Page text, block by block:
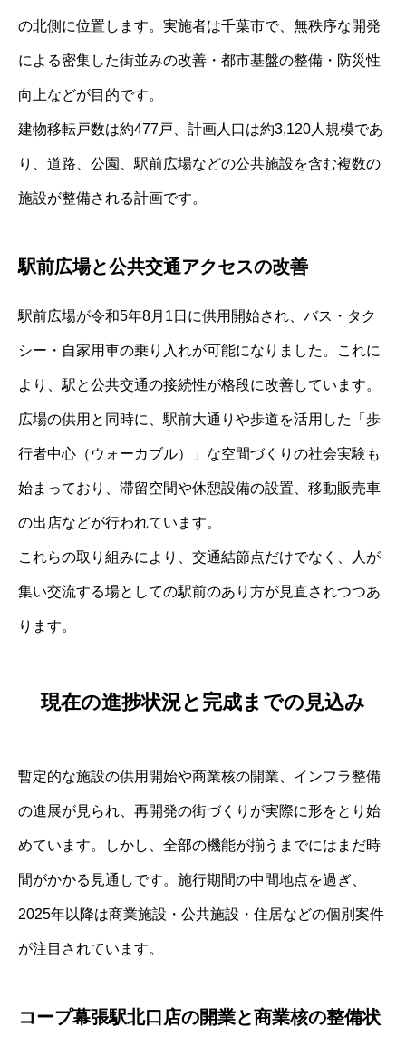
の北側に位置します。実施者は千葉市で、無秩序な開発
による密集した街並みの改善・都市基盤の整備・防災性
向上などが目的です。
建物移転戸数は約477戸、計画人口は約3,120人規模であ
り、道路、公園、駅前広場などの公共施設を含む複数の
施設が整備される計画です。
駅前広場と公共交通アクセスの改善
駅前広場が令和5年8月1日に供用開始され、バス・タク
シー・自家用車の乗り入れが可能になりました。これに
より、駅と公共交通の接続性が格段に改善しています。
広場の供用と同時に、駅前大通りや歩道を活用した「歩
行者中心（ウォーカブル）」な空間づくりの社会実験も
始まっており、滞留空間や休憩設備の設置、移動販売車
の出店などが行われています。
これらの取り組みにより、交通結節点だけでなく、人が
集い交流する場としての駅前のあり方が見直されつつあ
ります。
現在の進捗状況と完成までの見込み
暫定的な施設の供用開始や商業核の開業、インフラ整備
の進展が見られ、再開発の街づくりが実際に形をとり始
めています。しかし、全部の機能が揃うまでにはまだ時
間がかかる見通しです。施行期間の中間地点を過ぎ、
2025年以降は商業施設・公共施設・住居などの個別案件
が注目されています。
コープ幕張駅北口店の開業と商業核の整備状